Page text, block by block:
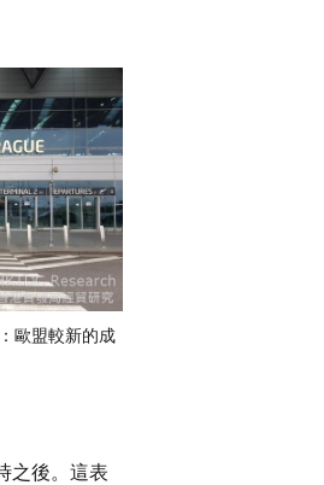
歐盟較新的成
之後。這表